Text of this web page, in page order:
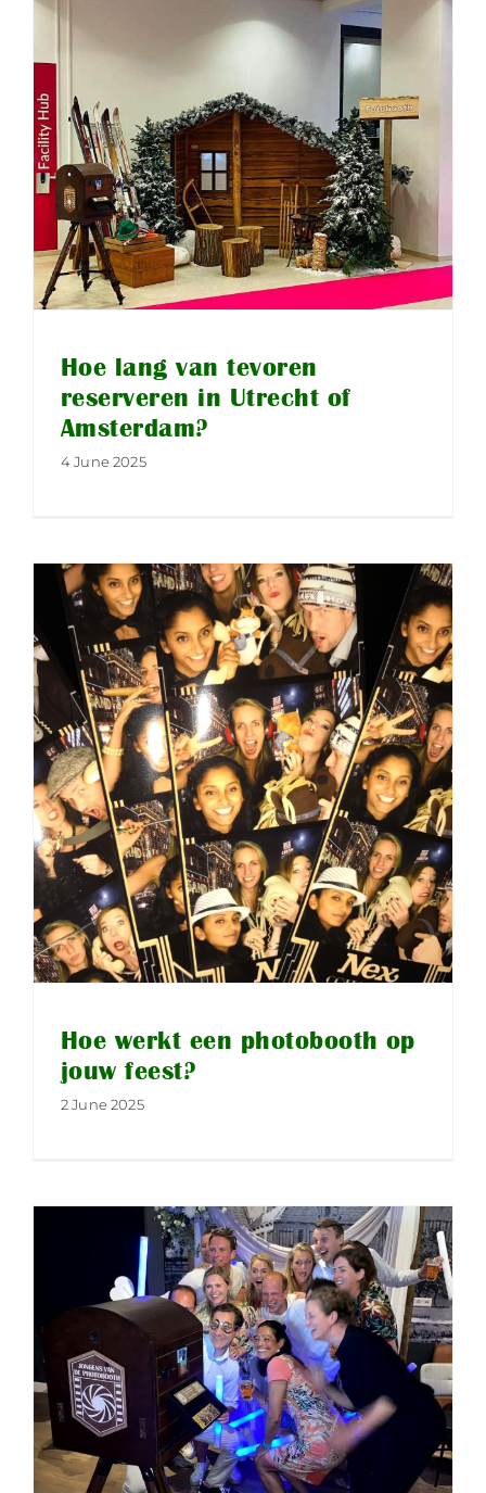
Hoe lang van tevoren
reserveren in Utrecht of
Amsterdam?
4 June 2025
Hoe werkt een photobooth op
jouw feest?
2 June 2025